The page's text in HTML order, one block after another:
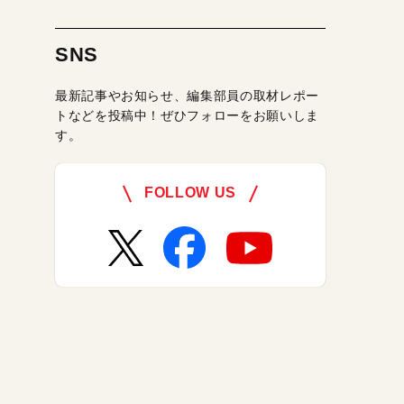
SNS
最新記事やお知らせ、編集部員の取材レポー
トなどを投稿中！ぜひフォローをお願いしま
す。
FOLLOW US